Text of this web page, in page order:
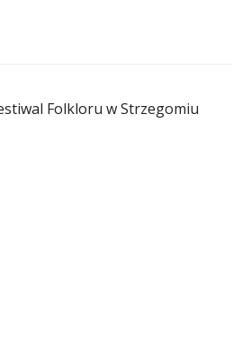
Folkloru w Strzegomiu